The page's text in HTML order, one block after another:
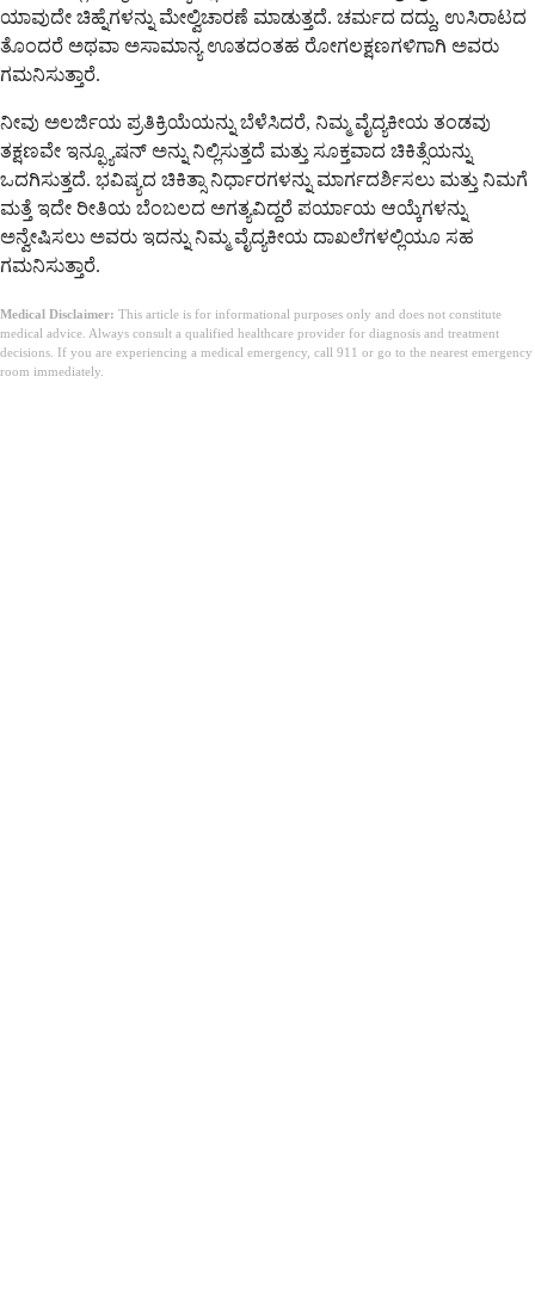
ಯಾವುದೇ ಚಿಹ್ನೆಗಳನ್ನು ಮೇಲ್ವಿಚಾರಣೆ ಮಾಡುತ್ತದೆ. ಚರ್ಮದ ದದ್ದು, ಉಸಿರಾಟದ
ತೊಂದರೆ ಅಥವಾ ಅಸಾಮಾನ್ಯ ಊತದಂತಹ ರೋಗಲಕ್ಷಣಗಳಿಗಾಗಿ ಅವರು
ಗಮನಿಸುತ್ತಾರೆ.
ನೀವು ಅಲರ್ಜಿಯ ಪ್ರತಿಕ್ರಿಯೆಯನ್ನು ಬೆಳೆಸಿದರೆ, ನಿಮ್ಮ ವೈದ್ಯಕೀಯ ತಂಡವು
ತಕ್ಷಣವೇ ಇನ್ಫ್ಯೂಷನ್ ಅನ್ನು ನಿಲ್ಲಿಸುತ್ತದೆ ಮತ್ತು ಸೂಕ್ತವಾದ ಚಿಕಿತ್ಸೆಯನ್ನು
ಒದಗಿಸುತ್ತದೆ. ಭವಿಷ್ಯದ ಚಿಕಿತ್ಸಾ ನಿರ್ಧಾರಗಳನ್ನು ಮಾರ್ಗದರ್ಶಿಸಲು ಮತ್ತು ನಿಮಗೆ
ಮತ್ತೆ ಇದೇ ರೀತಿಯ ಬೆಂಬಲದ ಅಗತ್ಯವಿದ್ದರೆ ಪರ್ಯಾಯ ಆಯ್ಕೆಗಳನ್ನು
ಅನ್ವೇಷಿಸಲು ಅವರು ಇದನ್ನು ನಿಮ್ಮ ವೈದ್ಯಕೀಯ ದಾಖಲೆಗಳಲ್ಲಿಯೂ ಸಹ
ಗಮನಿಸುತ್ತಾರೆ.
Medical Disclaimer: This article is for informational purposes only and does not constitute
medical advice. Always consult a qualified healthcare provider for diagnosis and treatment
decisions. If you are experiencing a medical emergency, call 911 or go to the nearest emergency
room immediately.